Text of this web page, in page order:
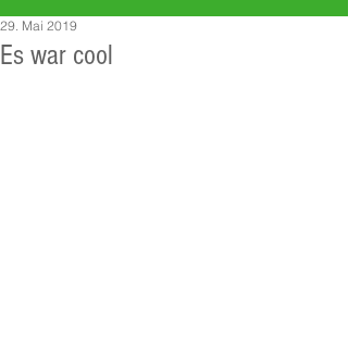
Es war cool
29. Mai 2019